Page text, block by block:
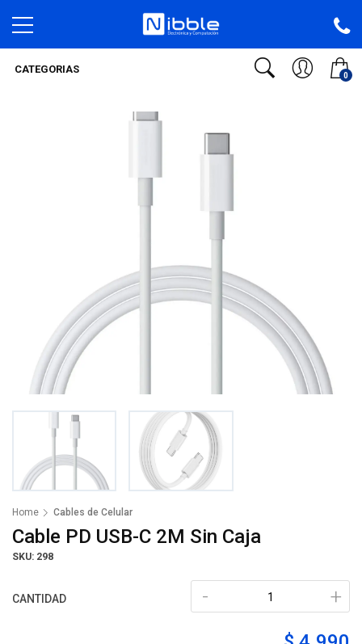
0
CATEGORIAS
Home Cables de Celular
Cable PD USB-C 2M Sin Caja
SKU: 298
CANTIDAD +
-